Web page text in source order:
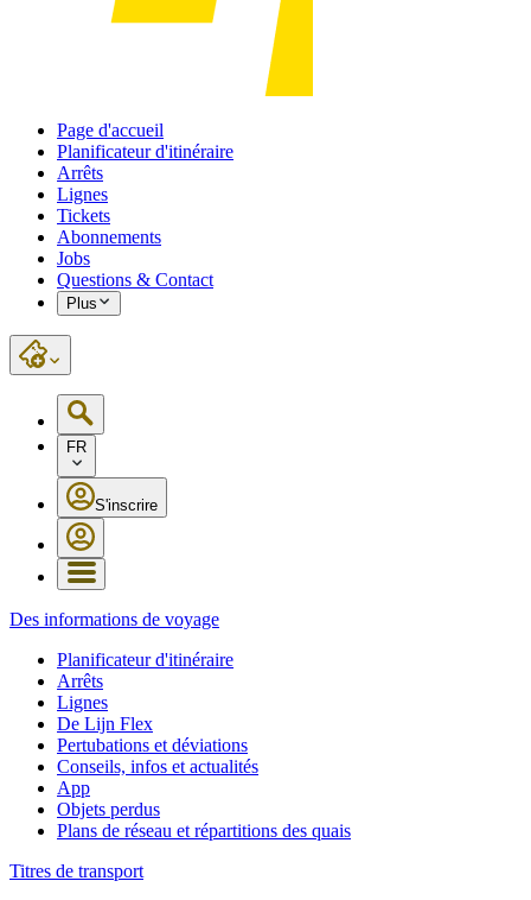
Page d'accueil
Planificateur d'itinéraire
Arrêts
Lignes
Tickets
Abonnements
Jobs
Questions & Contact
Plus
FR
S'inscrire
Des informations de voyage
Planificateur d'itinéraire
Arrêts
Lignes
De Lijn Flex
Pertubations et déviations
Conseils, infos et actualités
App
Objets perdus
Plans de réseau et répartitions des quais
Titres de transport